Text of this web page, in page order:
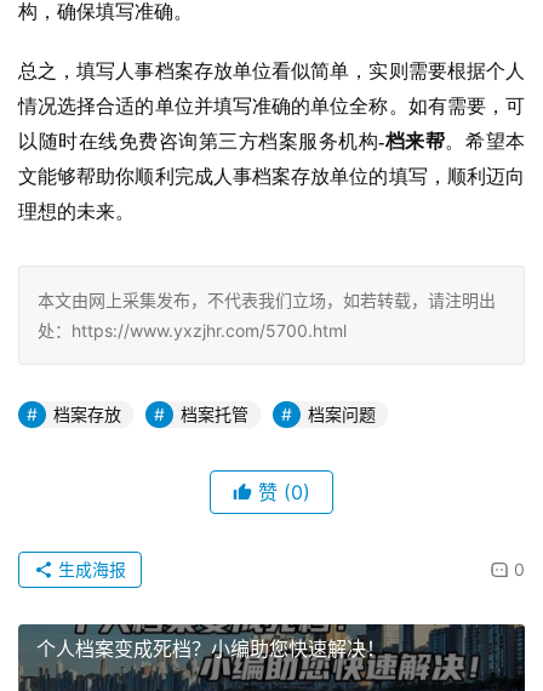
构，确保填写准确。
总之，填写人事档案存放单位看似简单，实则需要根据个人
情况选择合适的单位并填写准确的单位全称。如有需要，可
以随时在线免费咨询第三方档案服务机构-档来帮。希望本
文能够帮助你顺利完成人事档案存放单位的填写，顺利迈向
理想的未来。
本文由网上采集发布，不代表我们立场，如若转载，请注明出
处：https://www.yxzjhr.com/5700.html
档案存放 档案托管 档案问题
赞 (0)
0
生成海报
个人档案变成死档？小编助您快速解决！